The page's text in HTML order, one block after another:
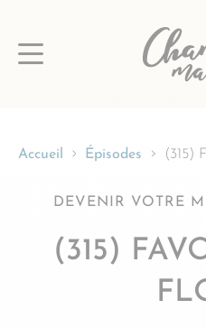
au
Accueil Épisodes (315)
DEVENIR VOTRE
(315)